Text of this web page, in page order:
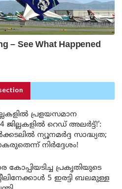
പ്രളയസമാന
ജില്ലകളിൽ റെഡ് അലർട്ട്!’:
ന്യൂനമർദ്ദ സാദ്ധ്യത;
നിർദ്ദേശം!
കോപ്പിയടിച്ച പ്രകൃതിയുടെ
5 ഇരട്ടി ബലമുള്ള